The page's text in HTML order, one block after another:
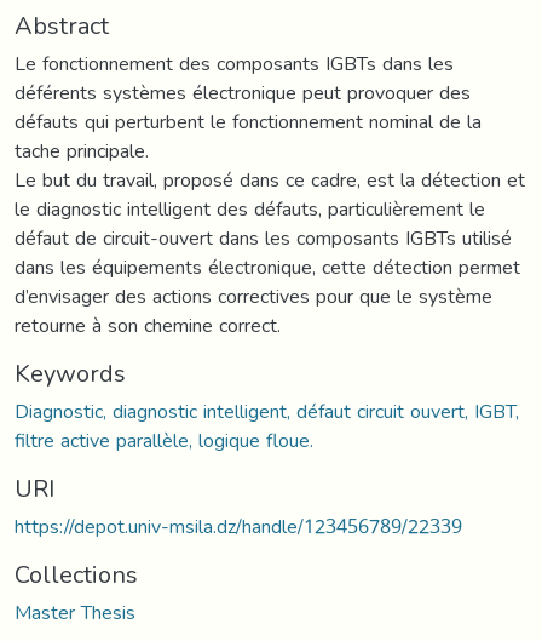
Abstract
Le fonctionnement des composants IGBTs dans les
déférents systèmes électronique peut provoquer des
défauts qui perturbent le fonctionnement nominal de la
tache principale.
Le but du travail, proposé dans ce cadre, est la détection et
le diagnostic intelligent des défauts, particulièrement le
défaut de circuit-ouvert dans les composants IGBTs utilisé
dans les équipements électronique, cette détection permet
d’envisager des actions correctives pour que le système
retourne à son chemine correct.
Keywords
Diagnostic, diagnostic intelligent, défaut circuit ouvert, IGBT,
filtre active parallèle, logique floue.
URI
https://depot.univ-msila.dz/handle/123456789/22339
Collections
Master Thesis